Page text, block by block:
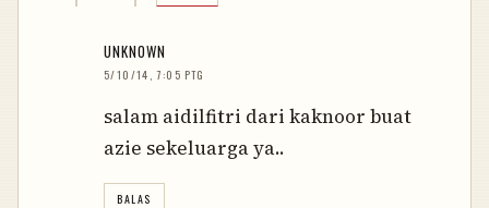
UNKNOWN
5/10/14, 7:05 PTG
salam aidilfitri dari kaknoor buat
azie sekeluarga ya..
BALAS